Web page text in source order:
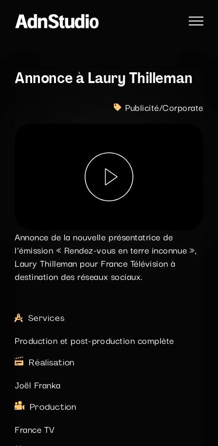
contenu
Annonce à Laury Thilleman
Publicité/Corporate
Annonce de la nouvelle présentatrice de
l’émission « Rendez-vous en terre inconnue »,
Laury Thilleman pour France Télévision à
destination des réseaux sociaux.
Services
Production et post-production complète
Réalisation
Joël Franka
Production
France TV